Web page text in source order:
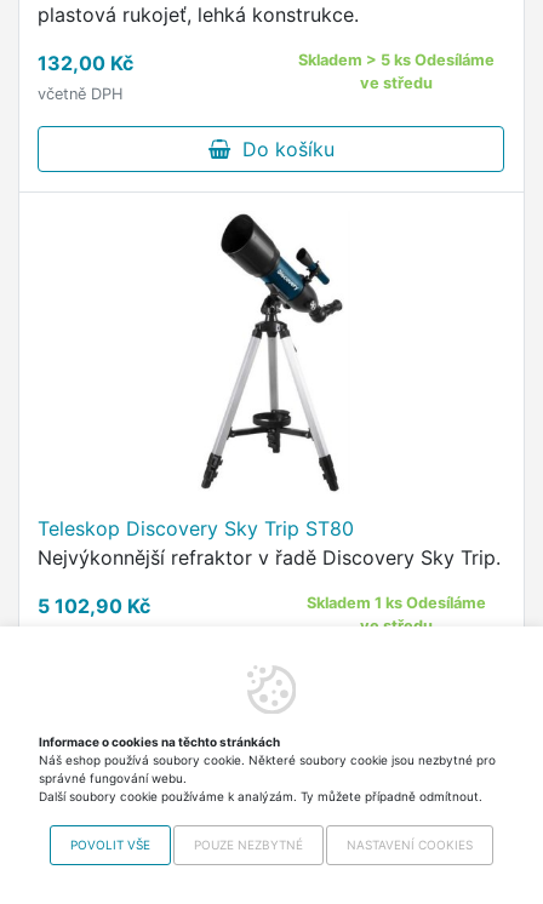
plastová rukojeť, lehká konstrukce.
132,00 Kč
včetně DPH
Skladem > 5 ks Odesíláme
ve středu
Do košíku
Teleskop Discovery Sky Trip ST80
Nejvýkonnější refraktor v řadě Discovery Sky Trip.
5 102,90 Kč
Skladem 1 ks Odesíláme
ve středu
Do košíku
Informace o cookies na těchto stránkách
Náš eshop používá soubory cookie. Některé soubory cookie jsou nezbytné pro
správné fungování webu.
Další soubory cookie používáme k analýzám. Ty můžete případně odmítnout.
POVOLIT VŠE POUZE NEZBYTNÉ NASTAVENÍ COOKIES